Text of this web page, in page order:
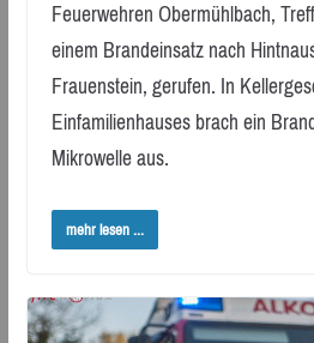
Feuerwehren Obermühlbach,
einem Brandeinsatz nach
Frauenstein, gerufen. In
Einfamilienhauses brach ein
Mikrowelle aus.
mehr lesen ...